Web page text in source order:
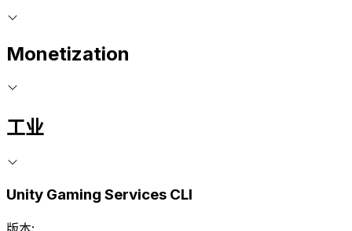
Monetization
工业
Unity Gaming Services CLI